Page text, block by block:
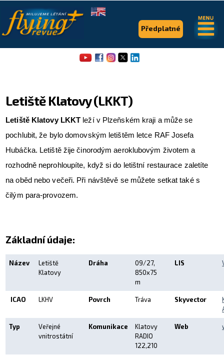
Letiště Klatovy (LKKT)
Letiště Klatovy LKKT leží v Plzeňském kraji a může se
pochlubit, že bylo domovským letištěm letce RAF Josefa
Hubáčka. Letiště žije činorodým aeroklubovým životem a
rozhodně neprohloupíte, když si do letištní restaurace zaletíte
na oběd nebo večeři. Při návštěvě se můžete setkat také s
čilým para-provozem.
Základní údaje:
Název
Letiště
Klatovy
Dráha
09/27,
850x75
m
LIS
ICAO LKHV Povrch Tráva Skyvector
Typ
Veřejné
vnitrostátní
Komunikace
Klatovy
RADIO
122,210
Web
Předplatné
.
Flying Revue
Články
Expedice
Aktuální FR + archiv
Letecká muzea
VFR Communication app
The SAFE Guide app
Nabídky práce v letectví
Inzerujte s námi